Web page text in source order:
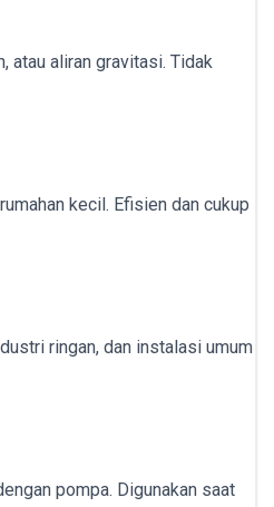
atau aliran gravitasi. Tidak
kecil. Efisien dan cukup
ringan, dan instalasi umum
pompa. Digunakan saat